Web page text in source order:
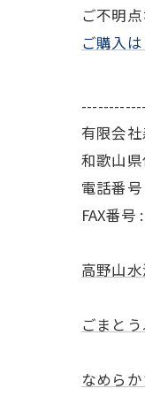
ご不明
ご購入
有限会
和歌山
電話番
FAX番号
高野山
ごまと
なめら